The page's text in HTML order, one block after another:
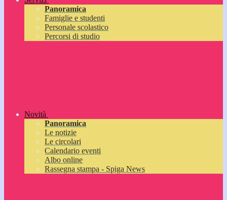
Panoramica
Famiglie e studenti
Personale scolastico
Percorsi di studio
Novità
Panoramica
Le notizie
Le circolari
Calendario eventi
Albo online
Rassegna stampa - Spiga News